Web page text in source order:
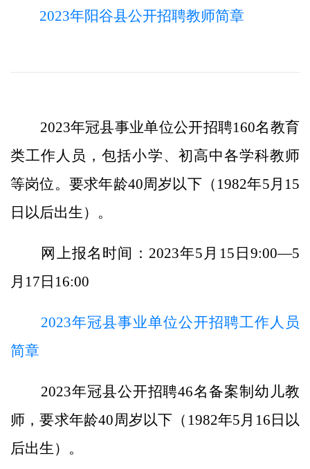
2023年阳谷县公开招聘教师简章
2023年冠县事业单位公开招聘160名教育
类工作人员，包括小学、初高中各学科教师
等岗位。要求年龄40周岁以下（1982年5月15
日以后出生）。
网上报名时间：2023年5月15日9:00—5
月17日16:00
2023年冠县事业单位公开招聘工作人员
简章
2023年冠县公开招聘46名备案制幼儿教
师，要求年龄40周岁以下（1982年5月16日以
后出生）。